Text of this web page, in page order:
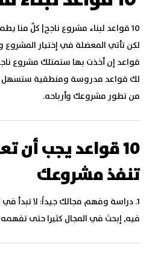
10 قواعد لبناء مشروع ناجح| كلٌ منا
لكن تأتي المعضلة في إختيار
قواعد إن أخذت بها ستمتلك مشروع
لك قواعد مدروسة ومنطقية ستسهل
من تطور مشروعك وأرباحه.
10 قواعد يجب أن
تنفذ مشروعك
1. دراسة وفهم مجالك جيداً:
لا تبدأ
فيه, إبحث في المجال كثيرا حتى تفهمه